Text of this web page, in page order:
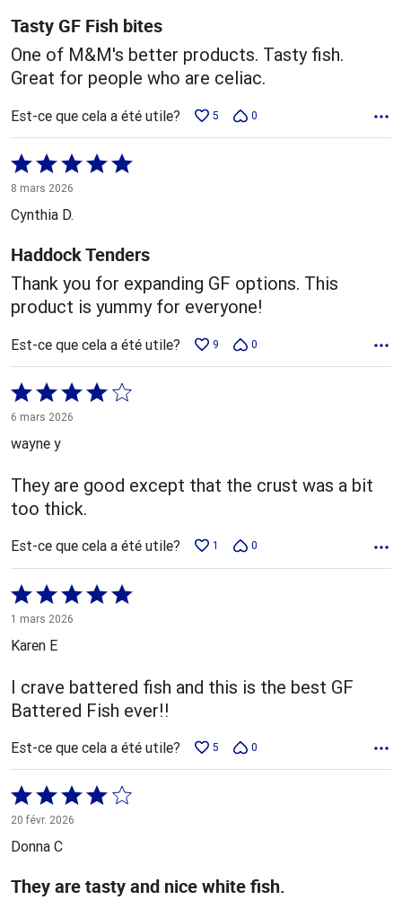
Tasty GF Fish bites
One of M&M's better products. Tasty fish.
Great for people who are celiac.
Est-ce que cela a été utile? 5 0
Coté
5 sur
5
8 mars 2026
Cynthia D.
Haddock Tenders
Thank you for expanding GF options. This
product is yummy for everyone!
Est-ce que cela a été utile? 9 0
Coté
4 sur
6 mars 2026
wayne y
They are good except that the crust was a bit
too thick.
Est-ce que cela a été utile? 1 0
Coté
5 sur
5
1 mars 2026
Karen E
I crave battered fish and this is the best GF
Battered Fish ever!!
Est-ce que cela a été utile? 5 0
Coté
4 sur
5
20 févr. 2026
Donna C
They are tasty and nice white fish.